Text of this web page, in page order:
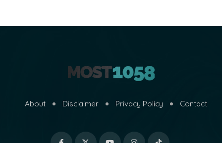
About Disclaimer Privacy Policy Contact